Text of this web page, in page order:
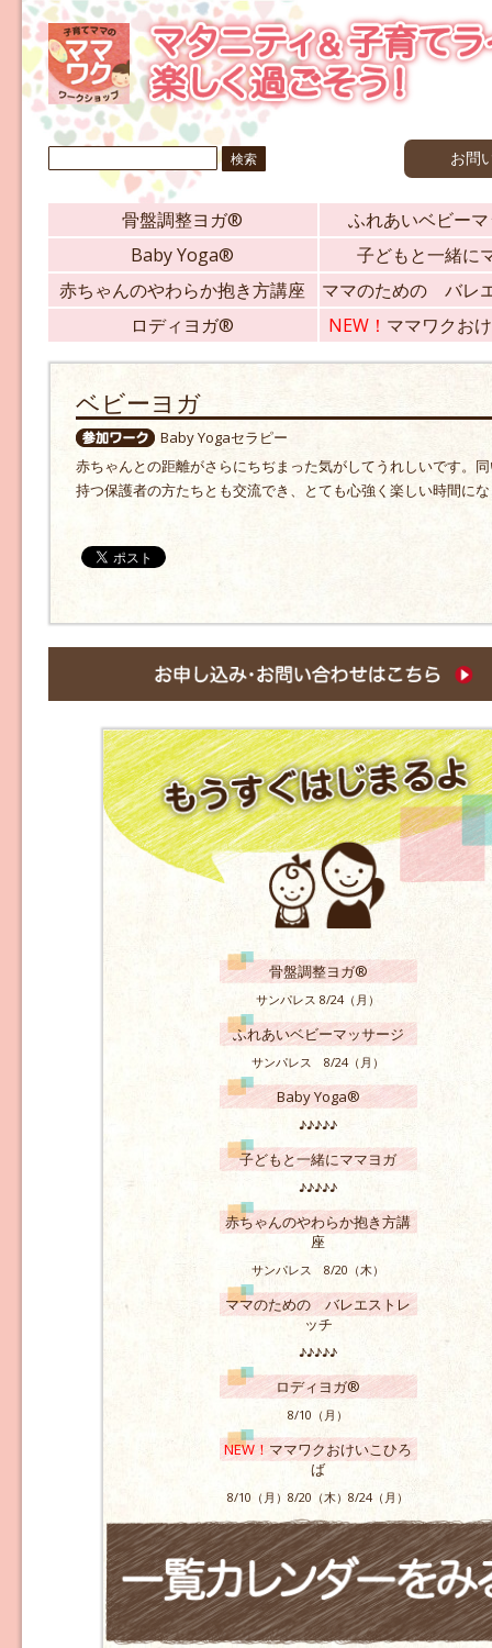
検
索: お問
骨盤調整ヨガ®
ふれあいベビー
Baby Yoga®
子どもと一緒に
赤ちゃんのやわらか抱き方講座
ママのための バレ
ロディヨガ®
NEW！ ママワクお
ベビーヨガ
Baby Yogaセラピー
赤ちゃんとの距離がさらにちぢまった気がしてうれしいです。
持つ保護者の方たちとも交流でき、とても心強く楽しい時間に
骨盤調整ヨガ®
サンパレス 8/24（月）
ふれあいベビーマッサージ
サンパレス 8/24（月）
Baby Yoga®
♪♪♪♪♪
子どもと一緒にママヨガ
♪♪♪♪♪
赤ちゃんのやわらか抱き方講
座
サンパレス 8/20（木）
ママのための バレエストレ
ッチ
♪♪♪♪♪
ロディヨガ®
8/10（月）
NEW！ママワクおけいこひろ
ば
8/10（月）8/20（木）8/24（月）